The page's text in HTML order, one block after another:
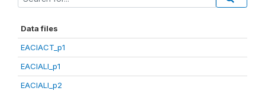
Data files
EACIACT_p1
EACIALI_p1
EACIALI_p2